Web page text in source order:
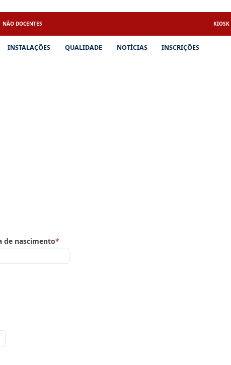
NÃO DOCENTES KIOSK
INSTALAÇÕES QUALIDADE NOTÍCIAS INSCRIÇÕES
de nascimento*